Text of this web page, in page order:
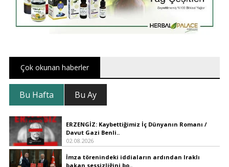
Çok okunan haberler
Bu Hafta Bu Ay
ERZENGİZ: Kaybettiğimiz İç Dünyanın Romanı /
Davut Gazi Benli..
02.08.2026
İmza törenindeki iddiaların ardından Iraklı
bakan sessizliğini bo..